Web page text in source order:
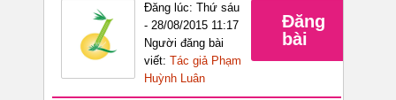
Đăng lúc: Thứ sáu
- 28/08/2015 11:17
Người đăng bài
viết: Tác giả Phạm
Huỳnh Luân
Đăng
bài